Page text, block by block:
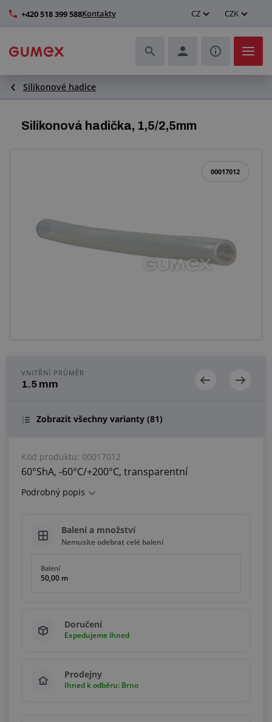
+420 518 399 588Kontakty CZ CZK
Hadice a jejich kompletace
Profily a výroba těsnění
Zlepšení pracovního prostředí
Další pryžové a plastové výrobky
Silikonové hadice
Silikonová hadička, 1,5/2,5mm
00017012
VNITŘNÍ PRŮMĚR
1.5 mm
Zobrazit všechny varianty (81)
Kód produktu: 00017012
60°ShA, -60°C/+200°C, transparentní
Podrobný popis
Balení a množství
Nemusíte odebrat celé balení
Balení
50,00 m
Doručení
Expedujeme ihned
Prodejny
Ihned k odběru: Brno